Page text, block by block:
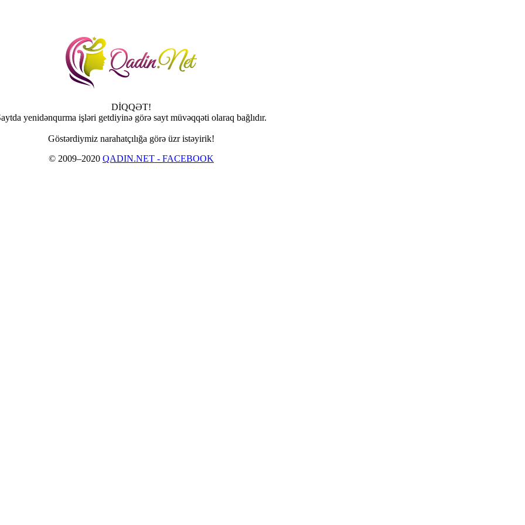
DİQQƏT!
yenidənqurma işləri getdiyinə görə sayt müvəqqəti olaraq bağlıdır.
Göstərdiymiz narahatçılığa görə üzr istəyirik!
© 2009–2020 QADIN.NET - FACEBOOK